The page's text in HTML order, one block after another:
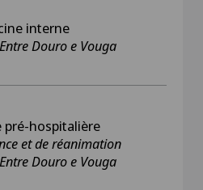
interne
Douro e Vouga
pré-hospitalière
et de réanimation
Douro e Vouga